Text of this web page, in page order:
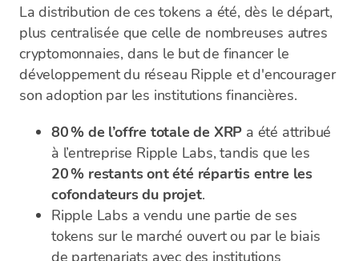
La distribution de ces tokens a été, dès le départ,
plus centralisée que celle de nombreuses autres
cryptomonnaies, dans le but de financer le
développement du réseau Ripple et d'encourager
son adoption par les institutions financières.
80 % de l’offre totale de XRP a été attribué
à l’entreprise Ripple Labs, tandis que les
20 % restants ont été répartis entre les
cofondateurs du projet.
Ripple Labs a vendu une partie de ses
tokens sur le marché ouvert ou par le biais
de partenariats avec des institutions